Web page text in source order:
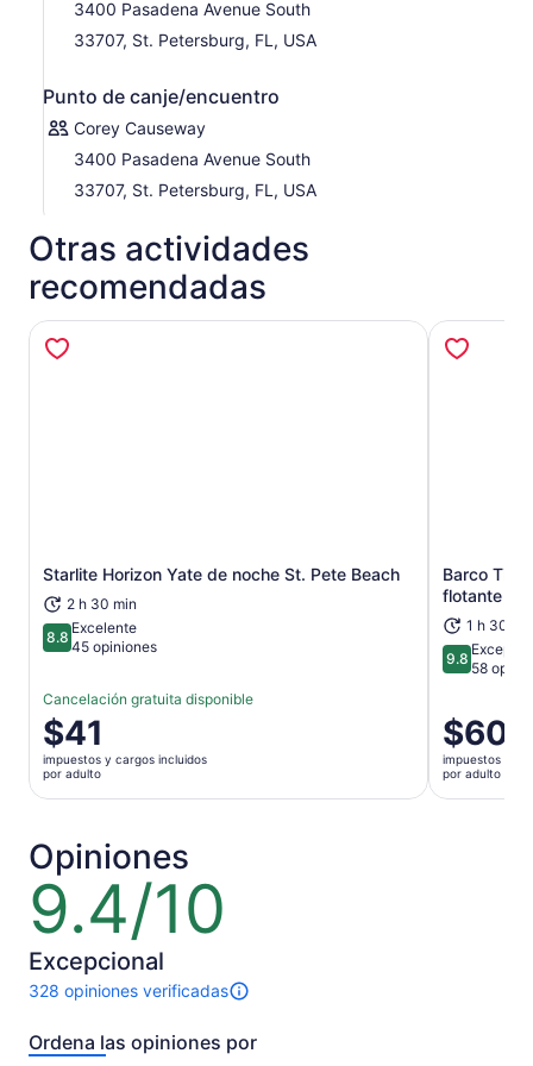
delfines y los invita a saltar y hacer bodysurf. No olvides
de alto octanaje que recordarás toda la vida.
3400 Pasadena Avenue South
33707, St. Petersburg, FL, USA
Punto de canje/encuentro
Corey Causeway
3400 Pasadena Avenue South
33707, St. Petersburg, FL, USA
Otras actividades
recomendadas
Starlite Horizon Yate de noche St. Pete Beach
2 h 30 min
8.88.8 de 10
Excelente
45 opiniones
Cancelación gratuita disponible
El
precio
es
de
por
adulto
$41
impuestos y cargos incluidos
por adulto
Se abrirá en una nueva pestaña
Barco Tiki
flotante
1 h 30
9.89.8 de 10
58
El
precio
es
de
$60
impuestos y
por adulto
Opiniones
9.4/10
9.4
de
10
Excepcional
328 opiniones verificadas
Hay
opiniones
Ordena las opiniones por